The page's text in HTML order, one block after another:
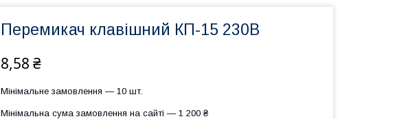
Перемикач клавішний КП-15 230В
8,58 ₴
Мінімальне замовлення — 10 шт.
Мінімальна сума замовлення на сайті — 1 200 ₴